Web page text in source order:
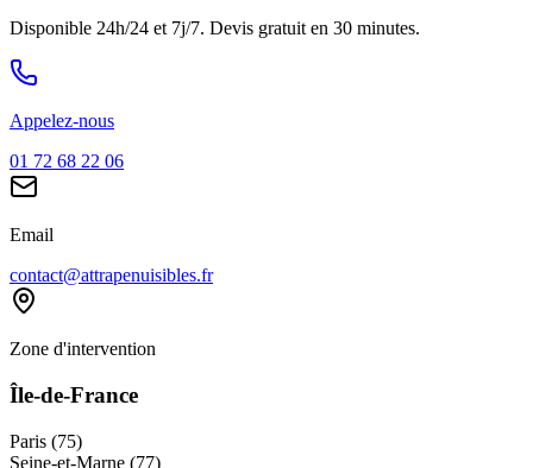
Disponible 24h/24 et 7j/7. Devis gratuit en 30 minutes.
Appelez-nous
01 72 68 22 06
Email
contact@attrapenuisibles.fr
Zone d'intervention
Île-de-France
Paris (75)
Seine-et-Marne (77)